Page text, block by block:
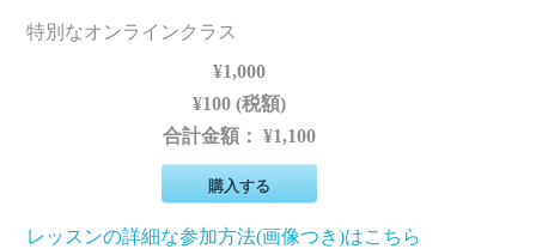
特別なオンラインクラス
¥1,000
¥100 (税額)
合計金額：¥1,100
購入する
レッスンの詳細な参加方法(画像つき)はこちら